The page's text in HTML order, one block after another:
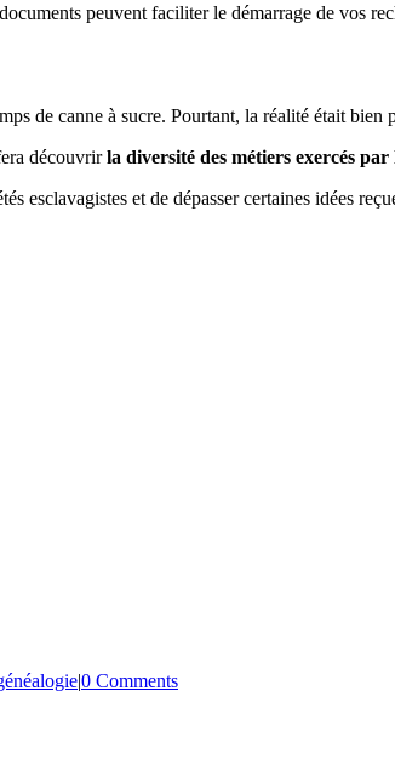
peuvent faciliter le démarrage de vos
de canne à sucre. Pourtant, la réalité était bien
découvrirla diversité des métiers exercés par
esclavagistes et de dépasser certaines idées
|0 Comments